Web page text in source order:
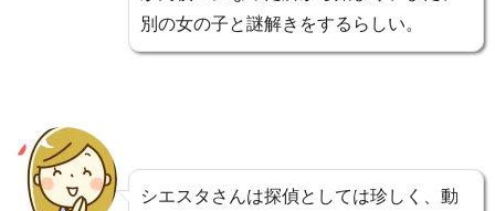
別の女の子と謎解きをするらしい。
シエスタさんは探偵としては珍しく、動